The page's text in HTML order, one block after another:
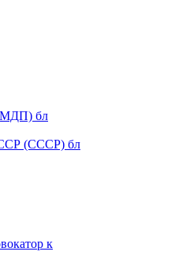
бл
(СССР) бл
к